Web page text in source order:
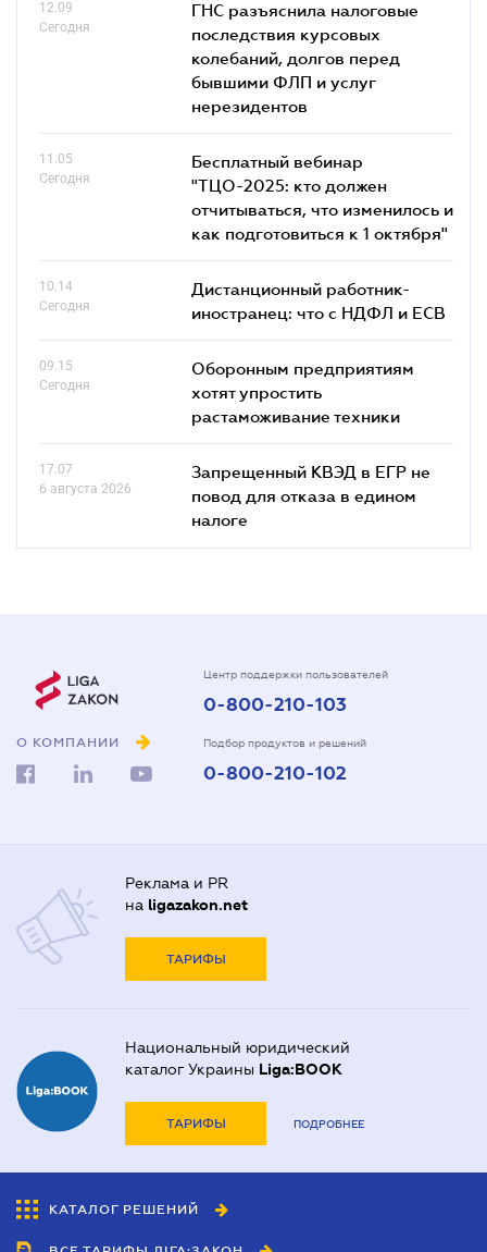
12.09
Сегодня
ГНС разъяснила налоговые
последствия курсовых
колебаний, долгов перед
бывшими ФЛП и услуг
нерезидентов
11.05
Сегодня
Бесплатный вебинар
"ТЦО-2025: кто должен
отчитываться, что изменилось и
как подготовиться к 1 октября"
10.14
Сегодня
Дистанционный работник-
иностранец: что с НДФЛ и ЕСВ
09.15
Сегодня
Оборонным предприятиям
хотят упростить
растаможивание техники
17.07
6 августа 2026
Запрещенный КВЭД в ЕГР не
повод для отказа в едином
налоге
О КОМПАНИИ
Центр поддержки пользователей
0-800-210-103
Подбор продуктов и решений
0-800-210-102
Реклама и PR
на ligazakon.net
ТАРИФЫ
Национальный юридический
каталог Украины Liga:BOOK
ТАРИФЫ ПОДРОБНЕЕ
КАТАЛОГ РЕШЕНИЙ